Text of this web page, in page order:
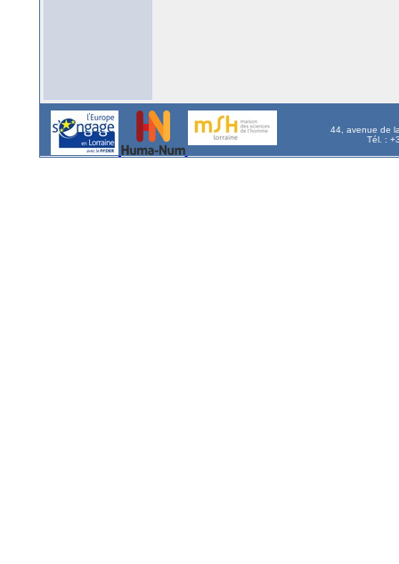
44, avenue de
Tél. :